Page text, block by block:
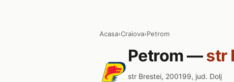
Acasa›Craiova›Petrom
Petrom —str
str Brestei, 200199, jud. Dolj